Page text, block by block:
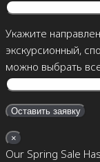
Укажите
экскурсионный,
можно выбрать
×
Our Spring Sale